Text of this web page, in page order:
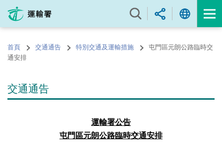
內
的
開
首頁 交通通告 特別交通及運輸措施
屯門區元朗公路臨時交
通安排
交通通告
運輸署公告
屯門區元朗公路臨時交通安排